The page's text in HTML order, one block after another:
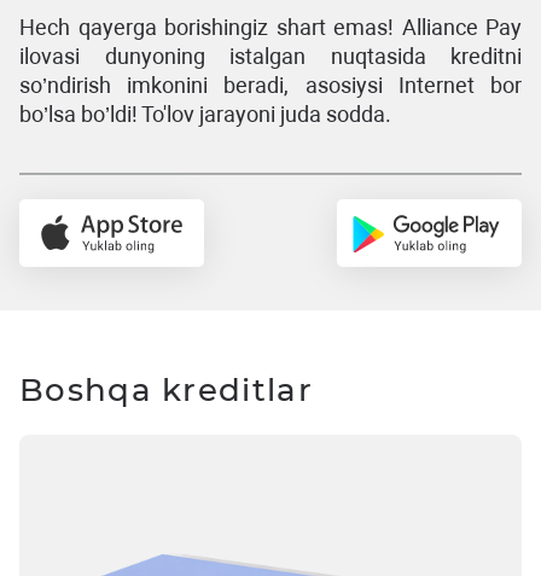
Hech qayerga borishingiz shart emas! Alliance Pay
ilovasi dunyoning istalgan nuqtasida kreditni
so’ndirish imkonini beradi, asosiysi Internet bor
bo’lsa bo’ldi! To'lov jarayoni juda sodda.
Boshqa kreditlar